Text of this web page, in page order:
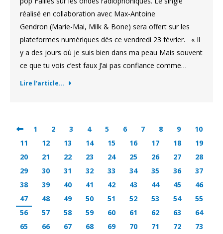
réalisé en collaboration avec Max-Antoine
Gendron (Marie-Mai, Milk & Bone) sera offert sur les
plateformes numériques dès ce vendredi 23 février. « Il
y a des jours où je suis bien dans ma peau Mais souvent
ce que tu vois c’est faux J’ai pas confiance comme…
Lire l'article...
1 2 3 4 5 6 7 8 9
10
11
12 13 14 15 16 17 18
19
20
21 22 23 24 25 26 27
28
29
30 31 32 33 34 35 36
37
38
39 40 41 42 43 44 45
46
47
48 49 50 51 52 53 54
55
56
57 58 59 60 61 62 63
64
65
66 67 68 69 70 71 72
73